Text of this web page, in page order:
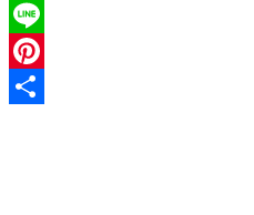
WhatsApp
Line
Pinterest